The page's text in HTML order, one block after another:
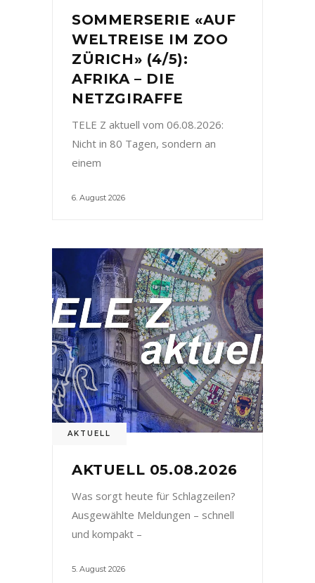
SOMMERSERIE «AUF
WELTREISE IM ZOO
ZÜRICH» (4/5):
AFRIKA – DIE
NETZGIRAFFE
TELE Z aktuell vom 06.08.2026:
Nicht in 80 Tagen, sondern an
einem
6. August 2026
AKTUELL
AKTUELL 05.08.2026
Was sorgt heute für Schlagzeilen?
Ausgewählte Meldungen – schnell
und kompakt –
5. August 2026